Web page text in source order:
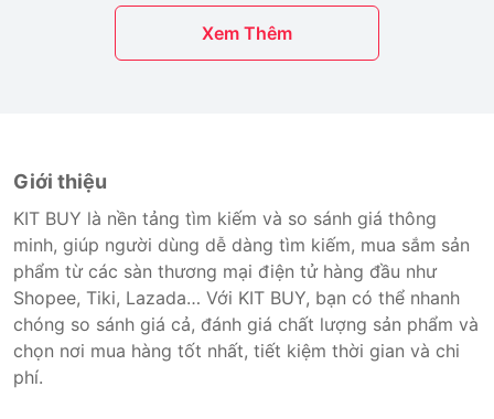
Xem Thêm
Giới thiệu
KIT BUY là nền tảng tìm kiếm và so sánh giá thông
minh, giúp người dùng dễ dàng tìm kiếm, mua sắm sản
phẩm từ các sàn thương mại điện tử hàng đầu như
Shopee, Tiki, Lazada… Với KIT BUY, bạn có thể nhanh
chóng so sánh giá cả, đánh giá chất lượng sản phẩm và
chọn nơi mua hàng tốt nhất, tiết kiệm thời gian và chi
phí.